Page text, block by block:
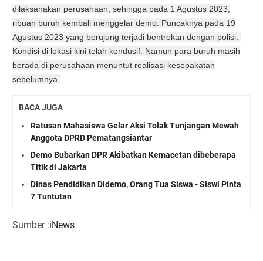
dilaksanakan perusahaan, sehingga pada 1 Agustus 2023,
ribuan buruh kembali menggelar demo. Puncaknya pada 19
Agustus 2023 yang berujung terjadi bentrokan dengan polisi.
Kondisi di lokasi kini telah kondusif. Namun para buruh masih
berada di perusahaan menuntut realisasi kesepakatan
sebelumnya.
BACA JUGA
Ratusan Mahasiswa Gelar Aksi Tolak Tunjangan Mewah
Anggota DPRD Pematangsiantar
Demo Bubarkan DPR Akibatkan Kemacetan dibeberapa
Titik di Jakarta
Dinas Pendidikan Didemo, Orang Tua Siswa - Siswi Pinta
7 Tuntutan
Sumber :iNews